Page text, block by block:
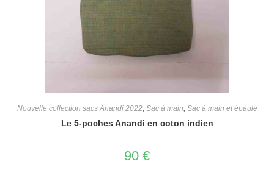
Nouvelle collection sacs Anandi 2022, Sac à main, Sac à main et épaule
Le 5-poches Anandi en coton indien
90 €